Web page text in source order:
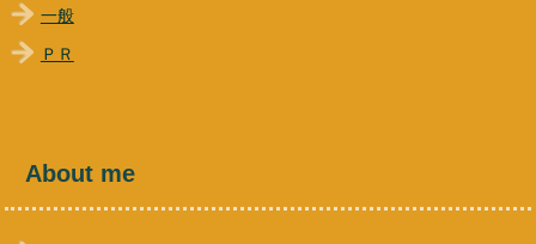
一般
ＰＲ
About me